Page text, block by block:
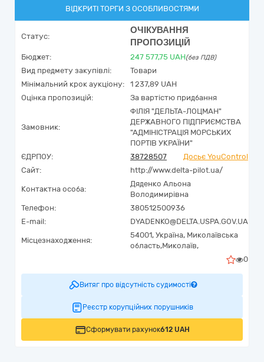
ВІДКРИТІ ТОРГИ З ОСОБЛИВОСТЯМИ
Статус:
ОЧІКУВАННЯ
ПРОПОЗИЦІЙ
Бюджет: 247 577,75 UAH(без ПДВ)
Вид предмету закупівлі:
Товари
Мінімальний крок аукціону:
1 237,89 UAH
Оцінка пропозицій:
За вартістю придбання
Замовник:
ФІЛІЯ "ДЕЛЬТА-ЛОЦМАН"
ДЕРЖАВНОГО ПІДПРИЄМСТВА
"АДМІНІСТРАЦІЯ МОРСЬКИХ
ПОРТІВ УКРАЇНИ"
ЄДРПОУ:
38728507
Досьє YouControl
Сайт:
http://www.delta-pilot.ua/
Контактна особа:
Дяденко Альона
Володимирівна
Телефон:
380512500936
E-mail:
DYADENKO@DELTA.USPA.GOV.UA
Місцезнаходження:
54001, Україна, Миколаївська
область,Миколаїв,
0
Витяг про відсутність судимості
Реєстр корупційних порушників
Сформувати рахунок612 UAH